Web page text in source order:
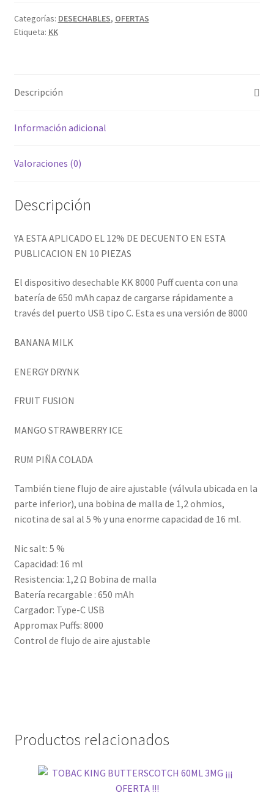
DESECHABLE
DE
8000
O
OFERTA
MENOS
12
%
Categorías: DESECHABLES, OFERTAS
Etiqueta: KK
Descripción
Información adicional
Valoraciones (0)
Descripción
YA ESTA APLICADO EL 12% DE DECUENTO EN ESTA
PUBLICACION EN 10 PIEZAS
El dispositivo desechable KK 8000 Puff cuenta con una
batería de 650 mAh capaz de cargarse rápidamente a
través del puerto USB tipo C. Esta es una versión de 8000
BANANA MILK
ENERGY DRYNK
FRUIT FUSION
MANGO STRAWBERRY ICE
RUM PIÑA COLADA
También tiene flujo de aire ajustable (válvula ubicada en la
parte inferior), una bobina de malla de 1,2 ohmios,
nicotina de sal al 5 % y una enorme capacidad de 16 ml.
Nic salt: 5 %
Capacidad: 16 ml
Resistencia: 1,2 Ω Bobina de malla
Batería recargable : 650 mAh
Cargador: Type-C USB
Appromax Puffs: 8000
Control de flujo de aire ajustable
Productos relacionados